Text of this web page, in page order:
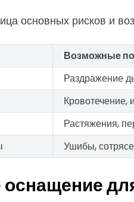
основных рисков и
Возможные
Раздражение
Кровотечение,
Растяжения,
Ушибы,